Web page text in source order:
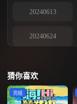
20240613
20240624
20240711
猜你喜欢
完结